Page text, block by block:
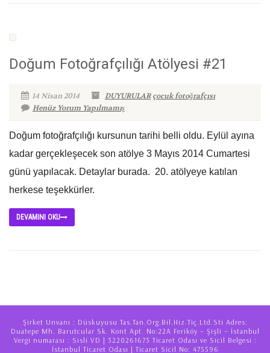
Doğum Fotoğrafçılığı Atölyesi #21
14 Nisan 2014 DUYURULAR çocuk fotoğrafçısı
Henüz Yorum Yapılmamış
Doğum fotoğrafçılığı kursunun tarihi belli oldu. Eylül ayına
kadar gerçekleşecek son atölye 3 Mayıs 2014 Cumartesi
günü yapılacak. Detaylar burada. 20. atölyeye katılan
herkese teşekkürler.
DEVAMINI OKU
Şirket Unvanı : Düskuyusu Tas.Tan.Org.Bil.Hiz.Tiç.Ltd.Sti Adres:
Duatepe Mh. Barutcular Sk. Kont Apt. No:22A Feriköy – Şişli – İstanbul
Vergi numarası : Sisli VD | 3220261673 Ticaret Odası ve Sicil Belgesi :
İstanbul Ticaret Odası | Ticaret Sicil No: 475596